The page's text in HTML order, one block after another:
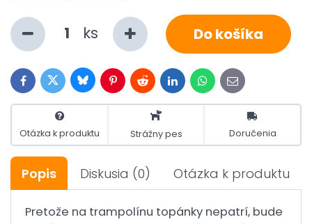
ks Do košíka
FacebookTwitterBlueskyPinterestRedditLinkedInWhatsApp
E-
mail
Otázka k produktu Strážny pes Doručenia
Popis Diskusia (0) Otázka k produktu
Pretože na trampolínu topánky nepatrí, bude